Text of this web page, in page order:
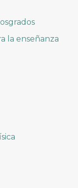
la enseñanza